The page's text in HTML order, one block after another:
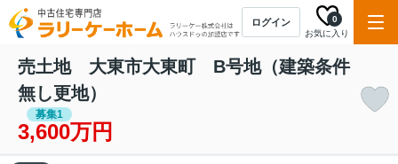
ログイン
お気に入り
0
売土地 大東市大東町 B号地（建築条件
無し更地）
募集1
3,600万円